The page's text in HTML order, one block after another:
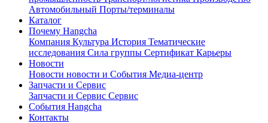
Автомобильный Порты/терминалы
Каталог
Почему Hangcha
Компания Культура История Тематические
исследования Сила группы Сертификат Карьеры
Новости
Новости новости и События Медиа-центр
Запчасти и Сервис
Запчасти и Сервис Сервис
События Hangcha
Контакты